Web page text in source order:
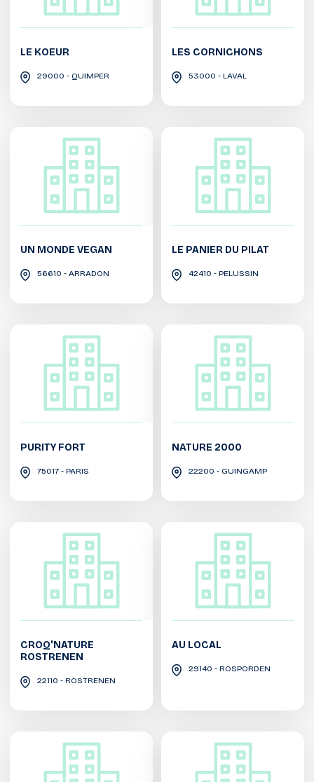
LE KOEUR
29000 - QUIMPER
LES CORNICHONS
53000 - LAVAL
UN MONDE VEGAN
56610 - ARRADON
LE PANIER DU PILAT
42410 - PELUSSIN
PURITY FORT
75017 - PARIS
NATURE 2000
22200 - GUINGAMP
CROQ'NATURE
ROSTRENEN
22110 - ROSTRENEN
AU LOCAL
29140 - ROSPORDEN